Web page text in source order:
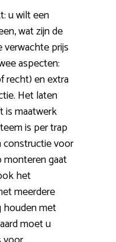
u wilt een
wat zijn de
prijs
aspecten:
recht) en extra
Het laten
is maatwerk
is per trap
constructie voor
monteren gaat
het
meerdere
met
moet u